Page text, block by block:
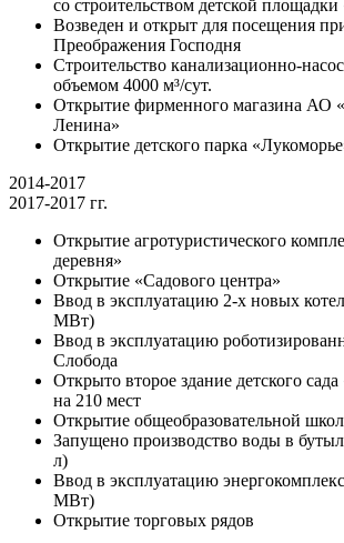
со строительством детской
Возведен и открыт для посещения
Преображения Господня
Строительство канализационно-
объемом 4000 м³/сут.
Открытие фирменного магазина АО
Ленина»
Открытие детского парка
2014-2017
2017-2017 гг.
Открытие агротуристического
деревня»
Открытие «Садового центра»
Ввод в эксплуатацию 2-х новых
МВт)
Ввод в эксплуатацию
Слобода
Открыто второе здание детского сада
на 210 мест
Открытие общеобразовательной
Запущено производство воды в
л)
Ввод в эксплуатацию
МВт)
Открытие торговых рядов